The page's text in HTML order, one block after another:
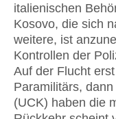
italienischen
Kosovo, die sich
weitere, ist
Kontrollen der
Auf der Flucht
Paramilitärs,
(UCK) haben die